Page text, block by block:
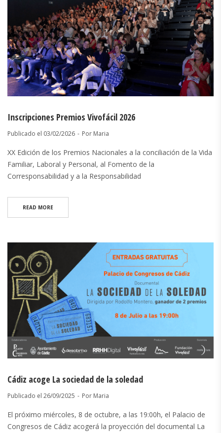
Inscripciones Premios Vivofácil 2026
Publicado el 03/02/2026 Por Maria
XX Edición de los Premios Nacionales a la conciliación de la Vida
Familiar, Laboral y Personal, al Fomento de la
Corresponsabilidad y a la Responsabilidad
READ MORE
Cádiz acoge La sociedad de la soledad
Publicado el 26/09/2025 Por Maria
El próximo miércoles, 8 de octubre, a las 19:00h, el Palacio de
Congresos de Cádiz acogerá la proyección del documental La